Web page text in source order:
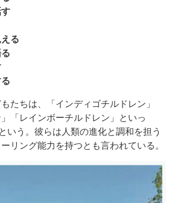
る
たちは、「インディゴチルドレン」
「レインボーチルドレン」といっ
いう。彼らは人類の進化と調和を担う
リング能力を持つとも言われている。